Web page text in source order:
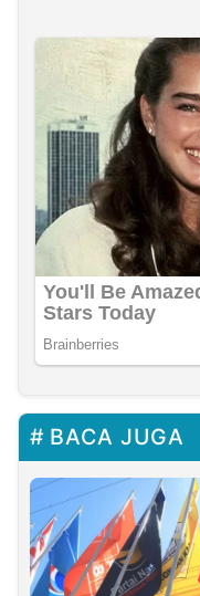
BACA JUGA